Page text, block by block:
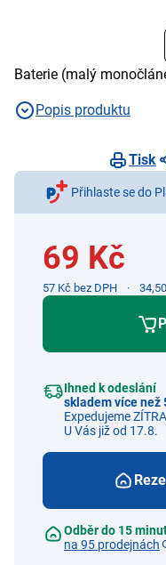
Baterie (malý
Popis produktu
Tisk
Přihlaste se do
69 Kč
57 Kč bez DPH
Ihned k odeslání
skladem více než
Expedujeme
U Vás již od 17.8.
Odběr do 15
na 95 prodejnách